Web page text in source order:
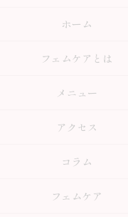
ホーム
フェムケアとは
メニュー
アクセス
コラム
フェムケア